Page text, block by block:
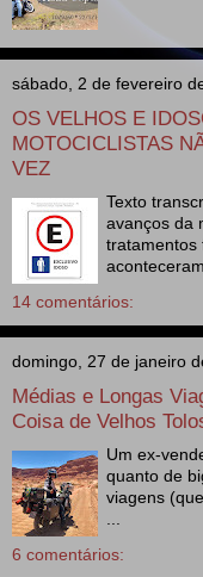
sábado, 2 de fevereiro
OS VELHOS E
MOTOCICLISTAS
VEZ
Texto
avanços da
tratamentos
14 comentários:
domingo, 27 de janeiro
Médias e Longas
Coisa de Velhos
Um ex-
quanto de
viagens
...
6 comentários: